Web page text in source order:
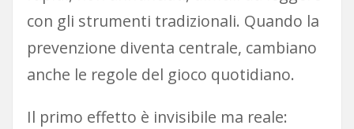
con gli strumenti tradizionali. Quando la
prevenzione diventa centrale, cambiano
anche le regole del gioco quotidiano.
Il primo effetto è invisibile ma reale: